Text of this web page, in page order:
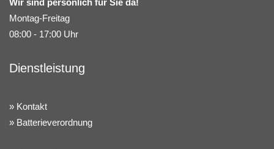
Wir sind persönlich für Sie da!
Montag-Freitag
08:00 - 17:00 Uhr
Dienstleistung
Kontakt
Batterieverordnung